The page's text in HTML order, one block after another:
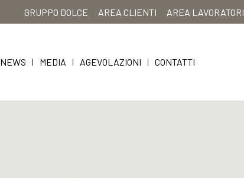
GRUPPO DOLCE AREA CLIENTI AREA LAVORATORI
NEWS | MEDIA | AGEVOLAZIONI | CONTATTI